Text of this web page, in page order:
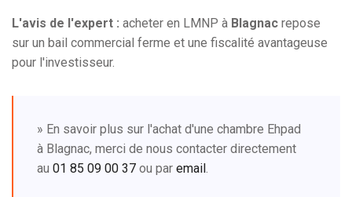
L'avis de l'expert : acheter en LMNP à Blagnac repose
sur un bail commercial ferme et une fiscalité avantageuse
pour l'investisseur.
» En savoir plus sur l'achat d'une chambre Ehpad
à Blagnac, merci de nous contacter directement
au 01 85 09 00 37 ou par email